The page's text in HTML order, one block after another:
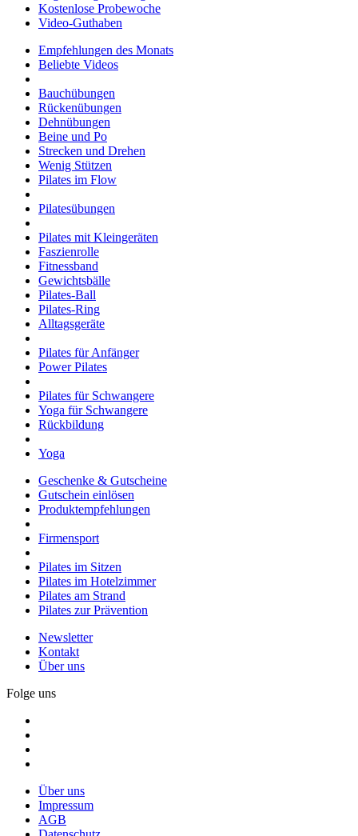
Kostenlose Probewoche
Video-Guthaben
Empfehlungen des Monats
Beliebte Videos
Bauchübungen
Rückenübungen
Dehnübungen
Beine und Po
Strecken und Drehen
Wenig Stützen
Pilates im Flow
Pilatesübungen
Pilates mit Kleingeräten
Faszienrolle
Fitnessband
Gewichtsbälle
Pilates-Ball
Pilates-Ring
Alltagsgeräte
Pilates für Anfänger
Power Pilates
Pilates für Schwangere
Yoga für Schwangere
Rückbildung
Yoga
Geschenke & Gutscheine
Gutschein einlösen
Produktempfehlungen
Firmensport
Pilates im Sitzen
Pilates im Hotelzimmer
Pilates am Strand
Pilates zur Prävention
Newsletter
Kontakt
Über uns
Folge uns
Über uns
Impressum
AGB